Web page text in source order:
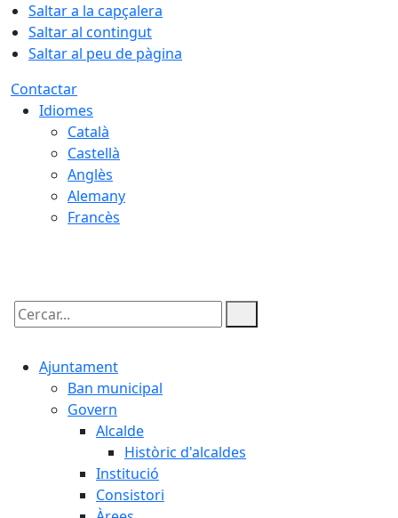
Saltar a la capçalera
Saltar al contingut
Saltar al peu de pàgina
Contactar
Idiomes
Català
Castellà
Anglès
Alemany
Francès
Cercar:
Ajuntament
Ban municipal
Govern
Alcalde
Històric d'alcaldes
Institució
Consistori